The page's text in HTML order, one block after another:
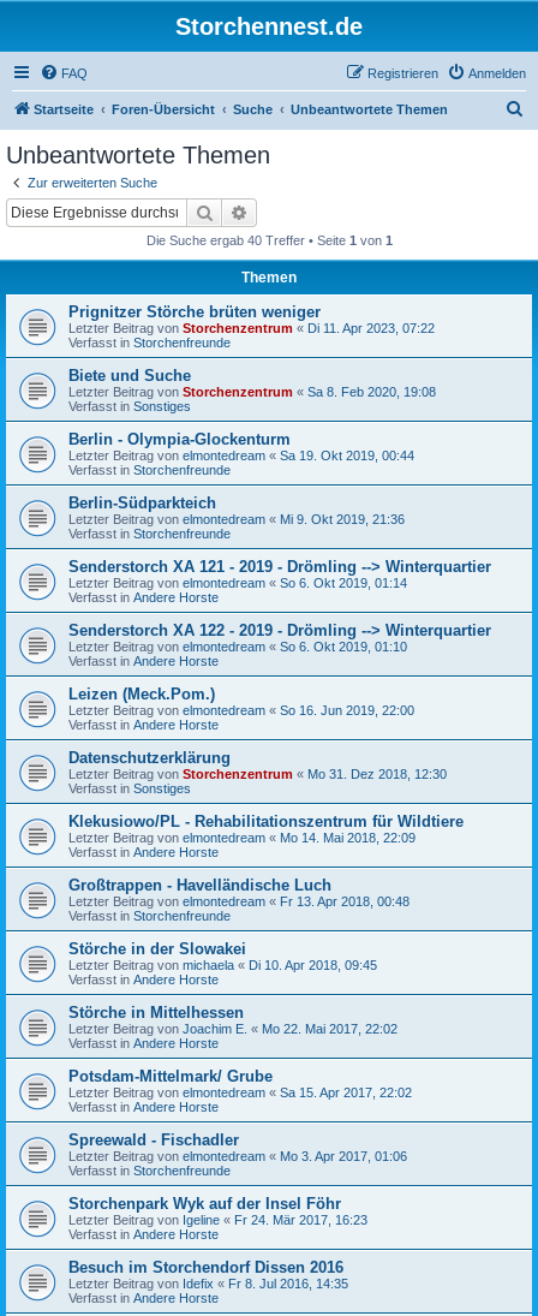
Storchennest.de
FAQ Anmelden
Registrieren
Startseite Foren-Übersicht Suche Unbeantwortete Themen
Unbeantwortete Themen
Zur erweiterten Suche
Suche
Die Suche ergab 40 Treffer • Seite 1 von 1
Themen
Prignitzer Störche brüten weniger
Letzter Beitrag von Storchenzentrum « Di 11. Apr 2023, 07:22
Verfasst in Storchenfreunde
Biete und Suche
Letzter Beitrag von Storchenzentrum « Sa 8. Feb 2020, 19:08
Verfasst in Sonstiges
Berlin - Olympia-Glockenturm
Letzter Beitrag von elmontedream « Sa 19. Okt 2019, 00:44
Verfasst in Storchenfreunde
Berlin-Südparkteich
Letzter Beitrag von elmontedream « Mi 9. Okt 2019, 21:36
Verfasst in Storchenfreunde
Senderstorch XA 121 - 2019 - Drömling --> Winterquartier
Letzter Beitrag von elmontedream « So 6. Okt 2019, 01:14
Verfasst in Andere Horste
Senderstorch XA 122 - 2019 - Drömling --> Winterquartier
Letzter Beitrag von elmontedream « So 6. Okt 2019, 01:10
Verfasst in Andere Horste
Leizen (Meck.Pom.)
Letzter Beitrag von elmontedream « So 16. Jun 2019, 22:00
Verfasst in Andere Horste
Datenschutzerklärung
Letzter Beitrag von Storchenzentrum « Mo 31. Dez 2018, 12:30
Verfasst in Sonstiges
Klekusiowo/PL - Rehabilitationszentrum für Wildtiere
Letzter Beitrag von elmontedream « Mo 14. Mai 2018, 22:09
Verfasst in Andere Horste
Großtrappen - Havelländische Luch
Letzter Beitrag von elmontedream « Fr 13. Apr 2018, 00:48
Verfasst in Storchenfreunde
Störche in der Slowakei
Letzter Beitrag von michaela « Di 10. Apr 2018, 09:45
Verfasst in Andere Horste
Störche in Mittelhessen
Letzter Beitrag von Joachim E. « Mo 22. Mai 2017, 22:02
Verfasst in Andere Horste
Potsdam-Mittelmark/ Grube
Letzter Beitrag von elmontedream « Sa 15. Apr 2017, 22:02
Verfasst in Andere Horste
Spreewald - Fischadler
Letzter Beitrag von elmontedream « Mo 3. Apr 2017, 01:06
Verfasst in Storchenfreunde
Storchenpark Wyk auf der Insel Föhr
Letzter Beitrag von Igeline « Fr 24. Mär 2017, 16:23
Verfasst in Andere Horste
Besuch im Storchendorf Dissen 2016
Letzter Beitrag von Idefix « Fr 8. Jul 2016, 14:35
Verfasst in Andere Horste